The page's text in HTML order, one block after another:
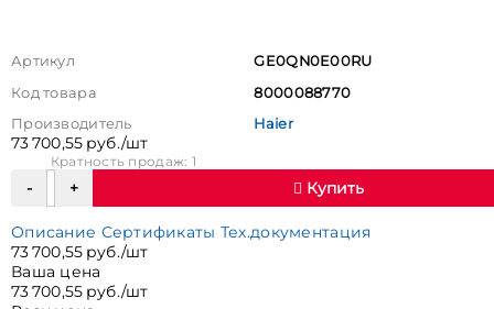
Артикул
GE0QN0E00RU
Код товара
8000088770
Производитель
Haier
73 700,55 руб./шт
Кратность продаж: 1
Купить
Описание Сертификаты Тех.документация
73 700,55 руб./шт
Ваша цена
73 700,55 руб./шт